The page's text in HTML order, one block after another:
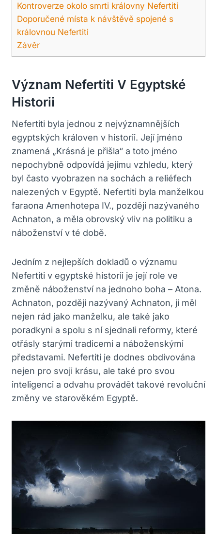
Kontroverze okolo smrti královny Nefertiti
Doporučené místa k návštěvě spojené s
královnou Nefertiti
Závěr
Význam Nefertiti V Egyptské
Historii
Nefertiti byla jednou z nejvýznamnějších
egyptských královen v historii. Její jméno
znamená „Krásná je přišla“ a toto jméno
nepochybně odpovídá jejímu vzhledu, který
byl často vyobrazen na sochách a reliéfech
nalezených v Egyptě. Nefertiti byla manželkou
faraona Amenhotepa IV., později nazývaného
Achnaton, a měla obrovský vliv na politiku a
náboženství v té době.
Jedním z nejlepších dokladů o významu
Nefertiti v egyptské historii je její role ve
změně náboženství na jednoho boha – Atona.
Achnaton, později nazývaný Achnaton, ji měl
nejen rád jako manželku, ale také jako
poradkyni a spolu s ní sjednali reformy, které
otřásly starými tradicemi a náboženskými
představami. Nefertiti je dodnes obdivována
nejen pro svoji krásu, ale také pro svou
inteligenci a odvahu provádět takové revoluční
změny ve starověkém Egyptě.